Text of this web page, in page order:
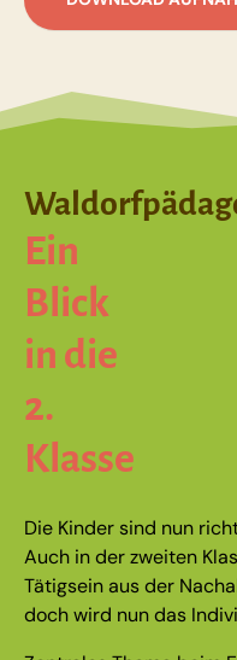
Ein
Blick
in die
2.
Klasse
Die Kinder sind nun
Auch in der zweiten
Tätigsein aus der
doch wird nun das